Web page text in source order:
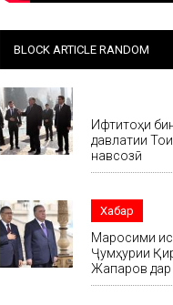
BLOCK ARTICLE RANDOM
Ифтитоҳи
давлатии
навсозӣ
Хабар
Маросими
Ҷумҳурии
Жапаров